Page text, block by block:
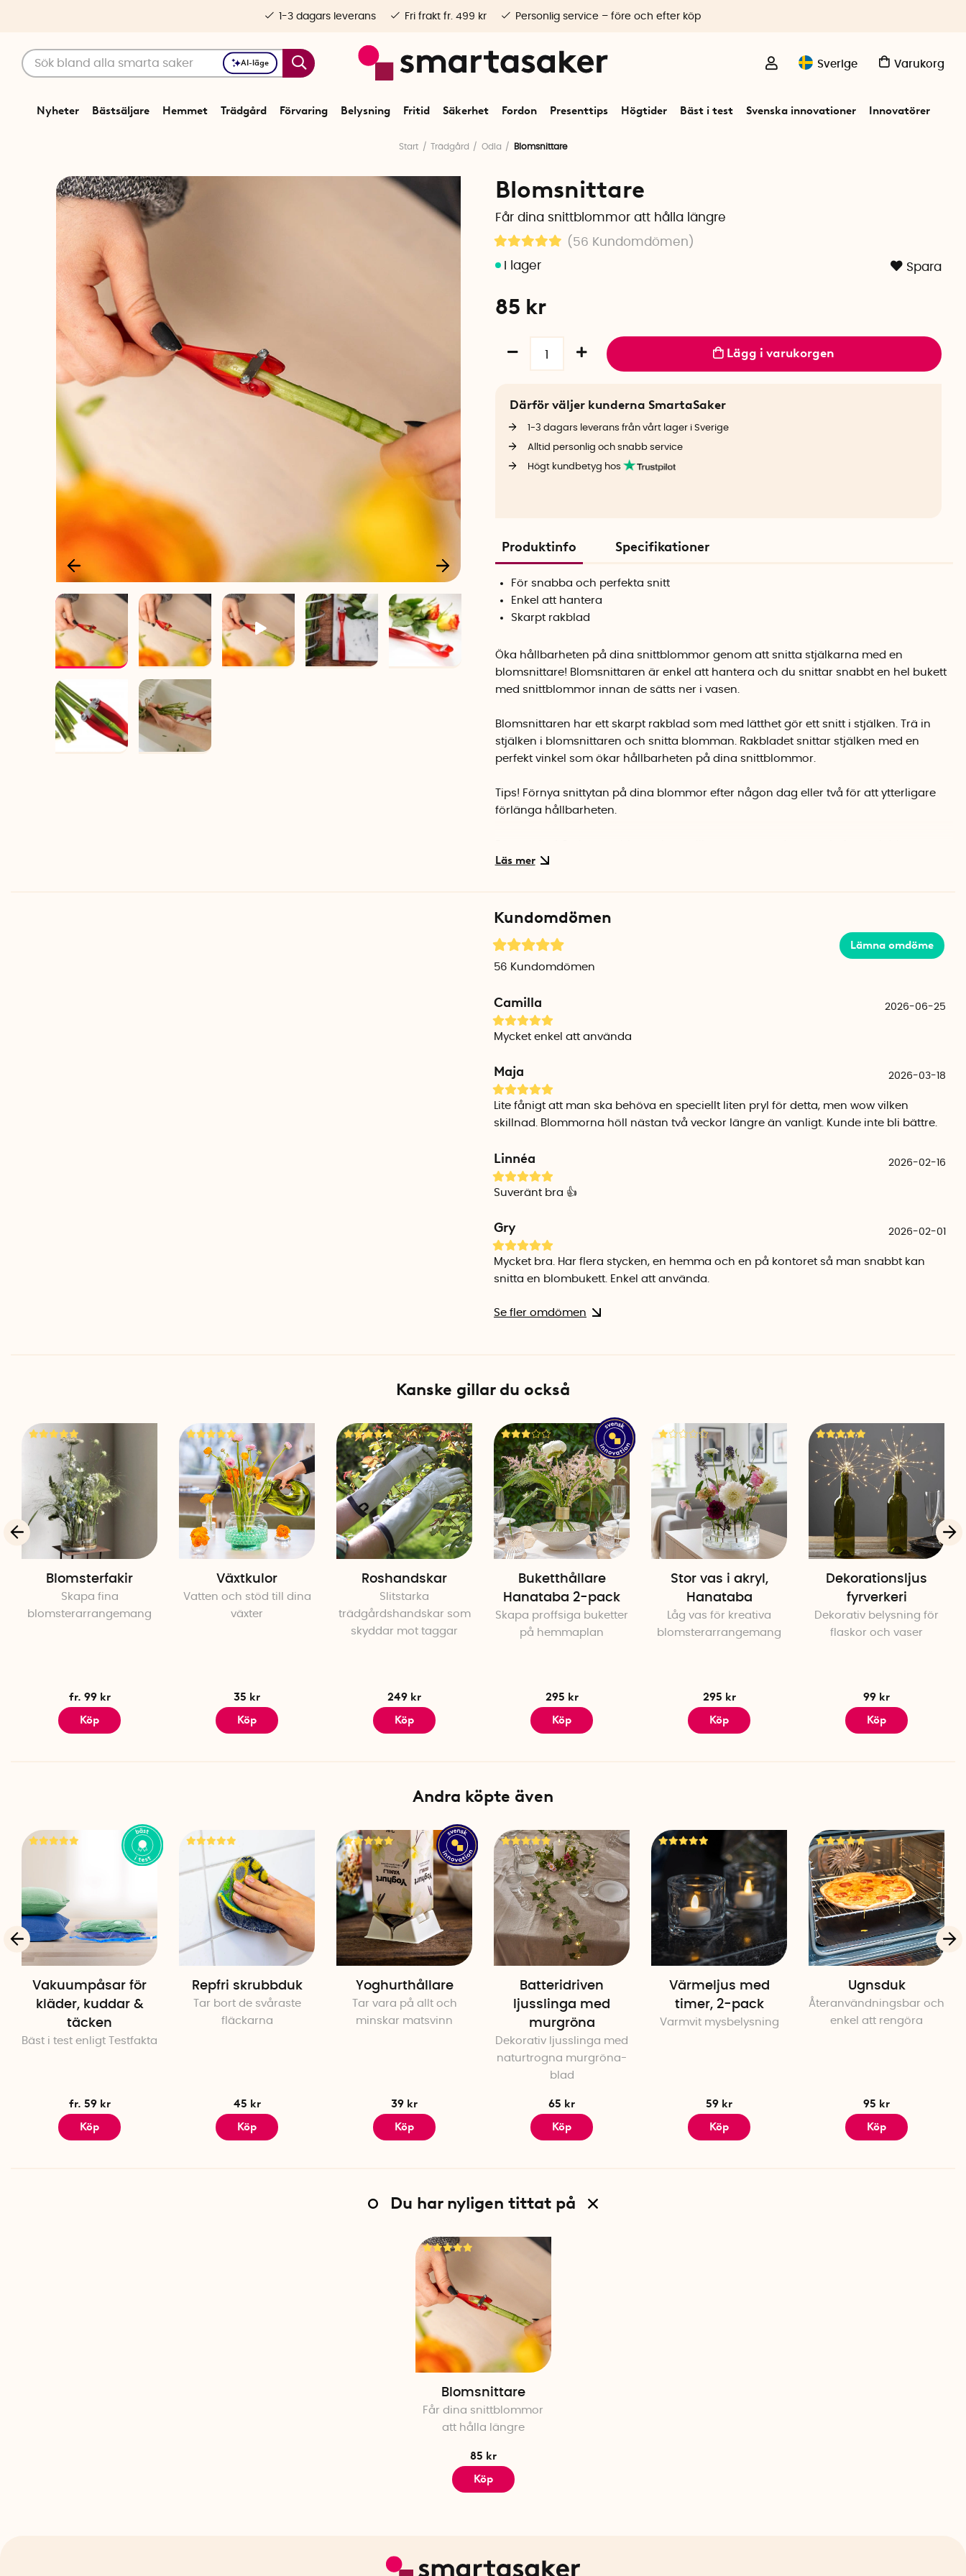
AI-läge Sverige Varukorg
Nyheter Bästsäljare Hemmet Trädgård Förvaring Belysning Fritid Säkerhet Fordon Presenttips Högtider Bäst i test Svenska innovationer Innovatörer
1-3 dagars leverans Fri frakt fr. 499 kr Personlig service – före och efter köp
Start Trädgård Odla Blomsnittare
Blomsnittare
Får dina snittblommor att hålla längre
(56 Kundomdömen )
Spara
85 kr
Lägg i varukorgen
Därför väljer kunderna SmartaSaker
1-3 dagars leverans från vårt lager i Sverige
Alltid personlig och snabb service
Högt kundbetyg hos
Produktinfo Specifikationer
För snabba och perfekta snitt
Enkel att hantera
Skarpt rakblad
Öka hållbarheten på dina snittblommor genom att snitta stjälkarna med en
blomsnittare! Blomsnittaren är enkel att hantera och du snittar snabbt en hel bukett
med snittblommor innan de sätts ner i vasen.
Blomsnittaren har ett skarpt rakblad som med lätthet gör ett snitt i stjälken. Trä in
stjälken i blomsnittaren och snitta blomman. Rakbladet snittar stjälken med en
perfekt vinkel som ökar hållbarheten på dina snittblommor.
Tips! Förnya snittytan på dina blommor efter någon dag eller två för att ytterligare
förlänga hållbarheten.
Det blir garanterat en omtyckt present!
Kundomdömen
Lämna omdöme
56 Kundomdömen
Camilla 2026-06-25
Mycket enkel att använda
Maja 2026-03-18
Lite fånigt att man ska behöva en speciellt liten pryl för detta, men wow vilken
skillnad. Blommorna höll nästan två veckor längre än vanligt. Kunde inte bli bättre.
Linnéa 2026-02-16
Suveränt bra 👍
Gry 2026-02-01
Mycket bra. Har flera stycken, en hemma och en på kontoret så man snabbt kan
snitta en blombukett. Enkel att använda.
Se fler omdömen
Kanske gillar du också
Blomsterfakir
Skapa fina
blomsterarrangemang
fr. 99 kr
Köp
Växtkulor
Vatten och stöd till dina
växter
35 kr
Köp
Roshandskar
Slitstarka
trädgårdshandskar som
skyddar mot taggar
249 kr
Köp
Buketthållare
Hanataba 2-pack
Skapa proffsiga buketter
på hemmaplan
295 kr
Köp
Stor vas i akryl,
Hanataba
Låg vas för kreativa
blomsterarrangemang
295 kr
Köp
Dekorationsljus
fyrverkeri
Dekorativ belysning för
flaskor och vaser
99 kr
Köp
Andra köpte även
Vakuumpåsar för
kläder, kuddar &
täcken
Bäst i test enligt Testfakta
fr. 59 kr
Köp
Repfri skrubbduk
Tar bort de svåraste
fläckarna
45 kr
Köp
Yoghurthållare
Tar vara på allt och
minskar matsvinn
39 kr
Köp
Batteridriven
ljusslinga med
murgröna
Dekorativ ljusslinga med
naturtrogna murgröna-
blad
65 kr
Köp
Värmeljus med
timer, 2-pack
Varmvit mysbelysning
59 kr
Köp
Ugnsduk
Återanvändningsbar och
enkel att rengöra
95 kr
Köp
Du har nyligen tittat på
Blomsnittare
Får dina snittblommor
att hålla längre
85 kr
Köp